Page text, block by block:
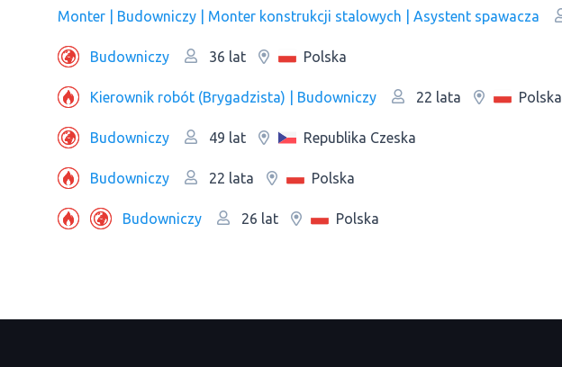
Monter | Budowniczy | Monter konstrukcji stalowych | Asystent spawacza
Budowniczy 36 lat Polska
Kierownik robót (Brygadzista) | Budowniczy 22 lata Polska
Budowniczy 49 lat Republika Czeska
Budowniczy 22 lata Polska
Budowniczy 26 lat Polska